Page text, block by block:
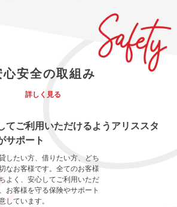
心安全の取組み
詳しく見る
てご利用いただけるようアリススタ
サポート
したい方、借りたい方、どち
なお客様です。全てのお客様
よく、安心してご利用いただ
お客様を守る保険やサポート
しています。